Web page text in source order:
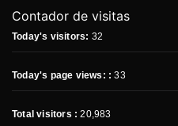
Contador de visitas
Today's visitors: 32
Today's page views: :33
Total visitors :20,983